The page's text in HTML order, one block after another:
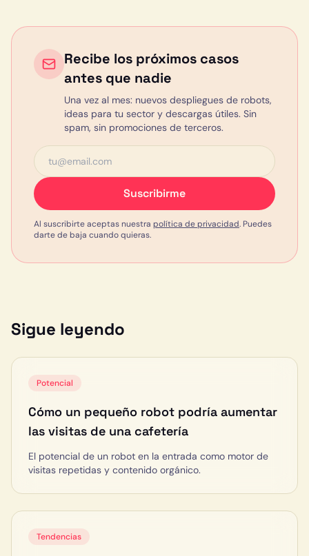
Recibe los próximos casos
antes que nadie
Una vez al mes: nuevos despliegues de robots,
ideas para tu sector y descargas útiles. Sin
spam, sin promociones de terceros.
Suscribirme
Al suscribirte aceptas nuestra política de privacidad. Puedes
darte de baja cuando quieras.
Sigue leyendo
Potencial
Cómo un pequeño robot podría aumentar
las visitas de una cafetería
El potencial de un robot en la entrada como motor de
visitas repetidas y contenido orgánico.
Tendencias